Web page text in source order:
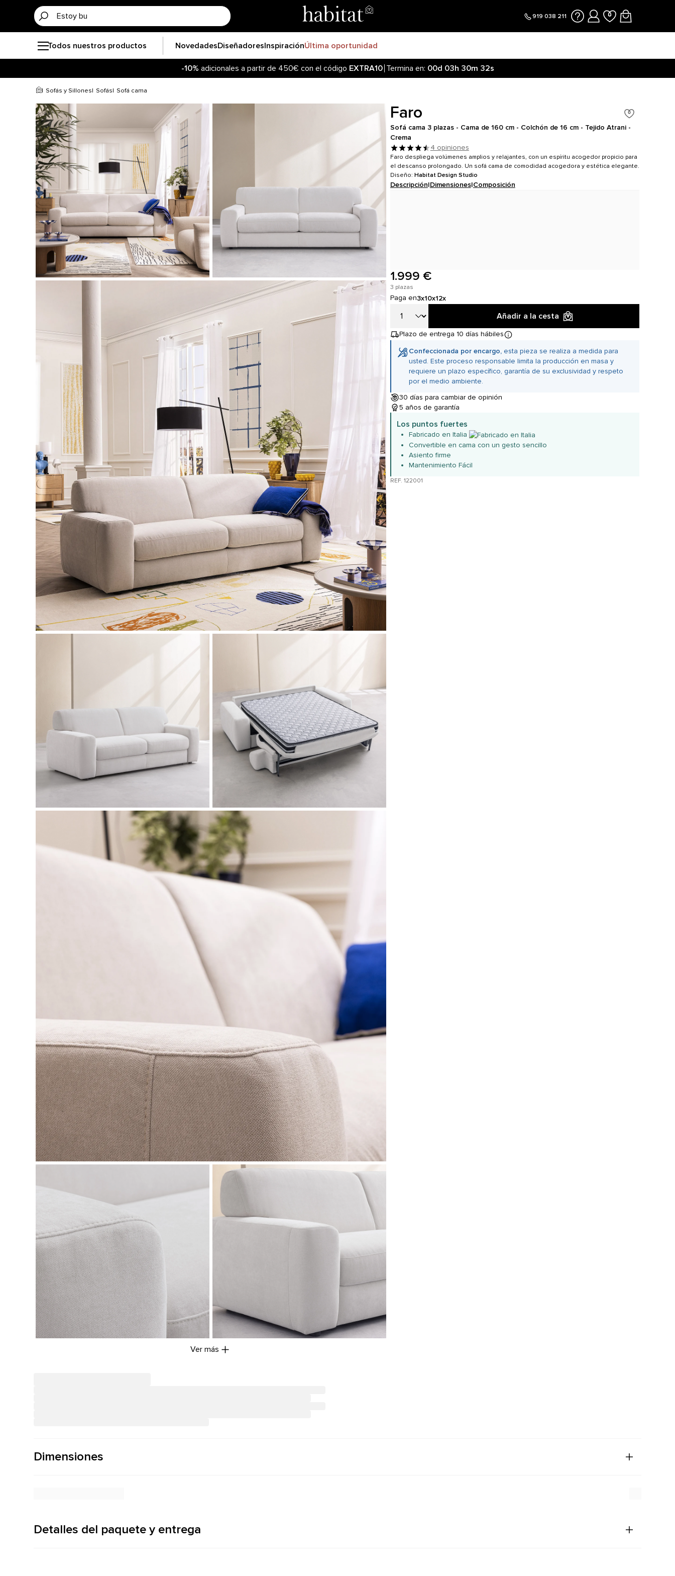
919 038 211
Todos nuestros productos NovedadesDiseñadoresInspiraciónÚltima oportunidad
-10% adicionales a partir de 450€ con el código EXTRA10 Termina en: 00d 03h 30m 31s
Sofás y Sillones Sofás Sofá cama
Ver más
Faro
Sofá cama 3 plazas - Cama de 160 cm - Colchón de 16 cm - Tejido Atrani -
Crema
4 opiniones
Faro despliega volúmenes amplios y relajantes, con un espíritu acogedor propicio para
el descanso prolongado. Un sofá cama de comodidad acogedora y estética elegante.
Diseño: Habitat Design Studio
Descripción|Dimensiones|Composición
1.999 €
3 plazas
Paga en3x10x12x
Añadir a la cesta
Plazo de entrega 10 días hábiles
Confeccionada por encargo, esta pieza se realiza a medida para
usted. Este proceso responsable limita la producción en masa y
requiere un plazo específico, garantía de su exclusividad y respeto
por el medio ambiente.
30 días para cambiar de opinión
5 años de garantía
Los puntos fuertes
Fabricado en Italia
Convertible en cama con un gesto sencillo
Asiento firme
Mantenimiento Fácil
REF. 122001
Dimensiones
Detalles del paquete y entrega